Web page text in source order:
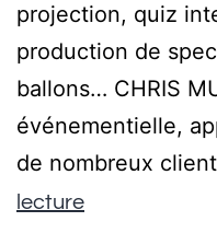
projection, quiz
production de
ballons… CHRIS
événementielle,
de nombreux
lecture